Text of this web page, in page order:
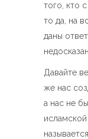
того, кто
то да, на
даны
Давайте
же нас
а нас не